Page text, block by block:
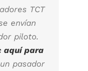
TCT
envían
piloto.
aquí para
pasador